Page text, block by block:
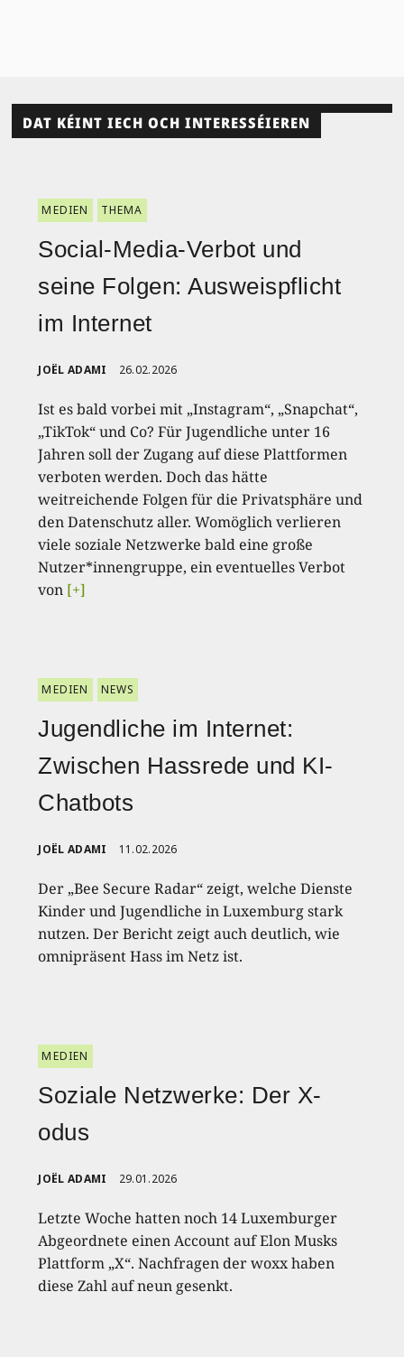
DAT KÉINT IECH OCH INTERESSÉIEREN
MEDIEN THEMA
Social-Media-Verbot und
seine Folgen: Ausweispflicht
im Internet
JOËL ADAMI 26.02.2026
Ist es bald vorbei mit „Instagram“, „Snapchat“,
„TikTok“ und Co? Für Jugendliche unter 16
Jahren soll der Zugang auf diese Plattformen
verboten werden. Doch das hätte
weitreichende Folgen für die Privatsphäre und
den Datenschutz aller. Womöglich verlieren
viele soziale Netzwerke bald eine große
Nutzer*innengruppe, ein eventuelles Verbot
von [+]
MEDIEN NEWS
Jugendliche im Internet:
Zwischen Hassrede und KI-
Chatbots
JOËL ADAMI 11.02.2026
Der „Bee Secure Radar“ zeigt, welche Dienste
Kinder und Jugendliche in Luxemburg stark
nutzen. Der Bericht zeigt auch deutlich, wie
omnipräsent Hass im Netz ist.
MEDIEN
Soziale Netzwerke: Der X-
odus
JOËL ADAMI 29.01.2026
Letzte Woche hatten noch 14 Luxemburger
Abgeordnete einen Account auf Elon Musks
Plattform „X“. Nachfragen der woxx haben
diese Zahl auf neun gesenkt.